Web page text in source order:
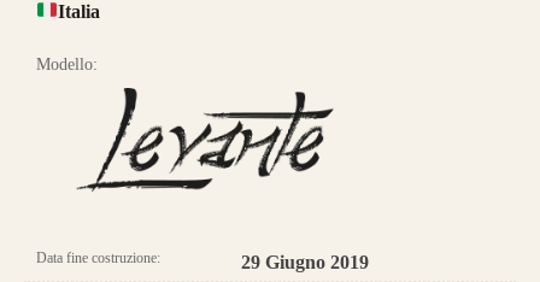
CONFIGURA E ORDINA IL
Italia
Modello:
Data fine costruzione: 29 Giugno 2019